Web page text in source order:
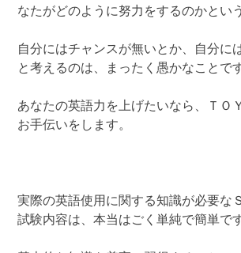
なたがどのように努力をするのかとい
自分にはチャンスが無いとか、自分に
と考えるのは、まったく愚かなことで
あなたの英語力を上げたいなら、ＴＯ
お手伝いをします。
実際の英語使用に関する知識が必要な
試験内容は、本当はごく単純で簡単で